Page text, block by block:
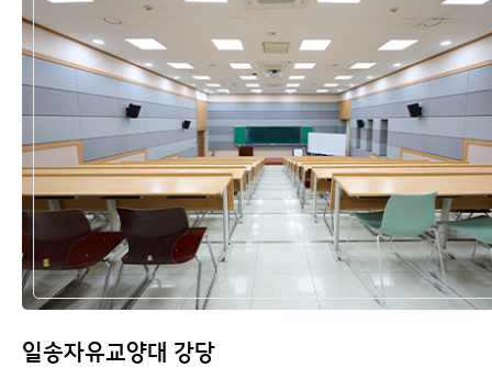
일송자유교양대 강당